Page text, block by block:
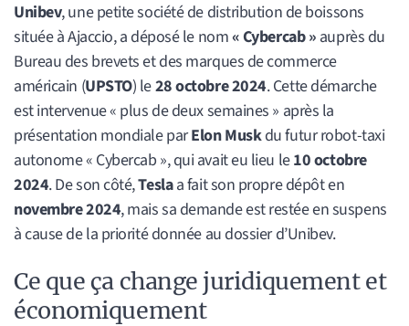
Unibev, une petite société de distribution de boissons
située à Ajaccio, a déposé le nom« Cybercab » auprès du
Bureau des brevets et des marques de commerce
américain (UPSTO) le28 octobre 2024. Cette démarche
est intervenue « plus de deux semaines » après la
présentation mondiale parElon Muskdu futur robot-taxi
autonome « Cybercab », qui avait eu lieu le10 octobre
2024. De son côté,Teslaa fait son propre dépôt en
novembre 2024, mais sa demande est restée en suspens
à cause de la priorité donnée au dossier d’Unibev.
Ce que ça change juridiquement et
économiquement